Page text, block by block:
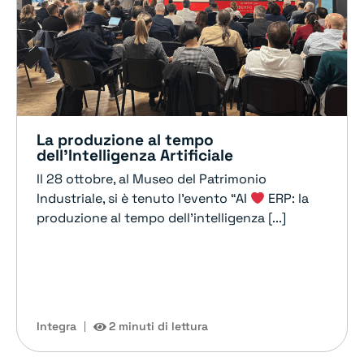
La produzione al tempo
dell’Intelligenza Artificiale
Il 28 ottobre, al Museo del Patrimonio
Industriale, si è tenuto l’evento “AI
ERP: la
produzione al tempo dell’intelligenza [...]
Integra 2 minuti di lettura